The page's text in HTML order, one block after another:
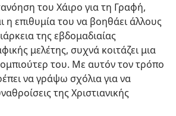
του Χάιρο για τη Γραφή,
η επιθυμία του να βοηθάει άλλους
της εβδομαδιαίας
μελέτης, συχνά κοιτάζει μια
του. Με αυτόν τον τρόπο
να γράψω σχόλια για να
της Χριστιανικής